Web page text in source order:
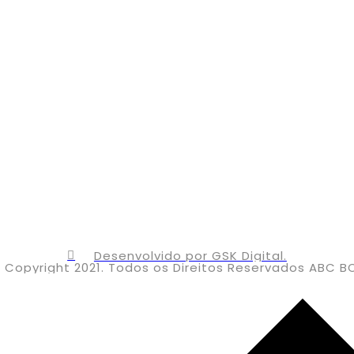
Desenvolvido por GSK Digital.
Copyright 2021. Todos os Direitos Reservados ABC